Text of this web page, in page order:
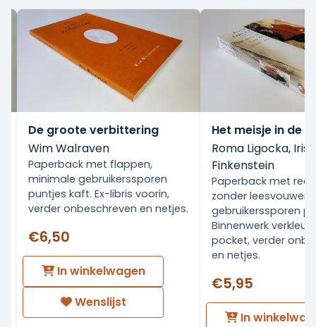
De groote verbittering
Wim Walraven
Paperback met flappen,
minimale gebruikerssporen
puntjes kaft. Ex-libris voorin,
verder onbeschreven en netjes.
€6,50
In winkelwagen
Wenslijst
Het meisje in de
Roma Ligocka, Iris
Finkenstein
Paperback met
zonder leesvouwen.
gebruikerssporen
Binnenwerk
pocket, verder
en netjes.
€5,95
In